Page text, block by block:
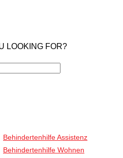
LOOKING FOR?
Behindertenhilfe Assistenz
Behindertenhilfe Wohnen